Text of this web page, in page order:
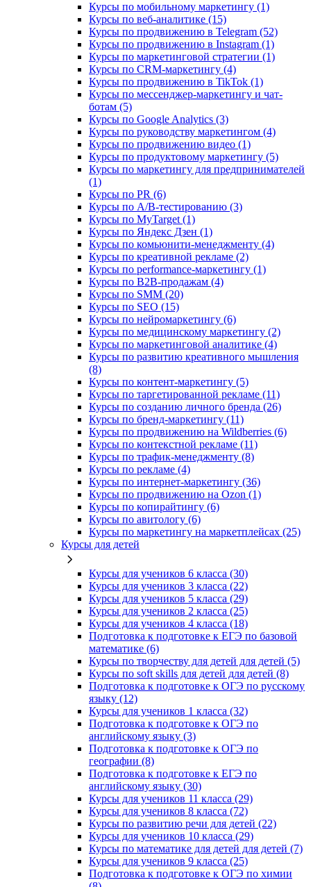
Курсы по мобильному маркетингу (1)
Курсы по веб-аналитике (15)
Курсы по продвижению в Telegram (52)
Курсы по продвижению в Instagram (1)
Курсы по маркетинговой стратегии (1)
Курсы по CRM-маркетингу (4)
Курсы по продвижению в TikTok (1)
Курсы по мессенджер-маркетингу и чат-
ботам (5)
Курсы по Google Analytics (3)
Курсы по руководству маркетингом (4)
Курсы по продвижению видео (1)
Курсы по продуктовому маркетингу (5)
Курсы по маркетингу для предпринимателей
(1)
Курсы по PR (6)
Курсы по A/B-тестированию (3)
Курсы по MyTarget (1)
Курсы по Яндекс Дзен (1)
Курсы по комьюнити-менеджменту (4)
Курсы по креативной рекламе (2)
Курсы по performance-маркетингу (1)
Курсы по B2B-продажам (4)
Курсы по SMM (20)
Курсы по SEO (15)
Курсы по нейромаркетингу (6)
Курсы по медицинскому маркетингу (2)
Курсы по маркетинговой аналитике (4)
Курсы по развитию креативного мышления
(8)
Курсы по контент-маркетингу (5)
Курсы по таргетированной рекламе (11)
Курсы по созданию личного бренда (26)
Курсы по бренд-маркетингу (11)
Курсы по продвижению на Wildberries (6)
Курсы по контекстной рекламе (11)
Курсы по трафик-менеджменту (8)
Курсы по рекламе (4)
Курсы по интернет-маркетингу (36)
Курсы по продвижению на Ozon (1)
Курсы по копирайтингу (6)
Курсы по авитологу (6)
Курсы по маркетингу на маркетплейсах (25)
Курсы для детей
Курсы для учеников 6 класса (30)
Курсы для учеников 3 класса (22)
Курсы для учеников 5 класса (29)
Курсы для учеников 2 класса (25)
Курсы для учеников 4 класса (18)
Подготовка к подготовке к ЕГЭ по базовой
математике (6)
Курсы по творчеству для детей для детей (5)
Курсы по soft skills для детей для детей (8)
Подготовка к подготовке к ОГЭ по русскому
языку (12)
Курсы для учеников 1 класса (32)
Подготовка к подготовке к ОГЭ по
английскому языку (3)
Подготовка к подготовке к ОГЭ по
географии (8)
Подготовка к подготовке к ЕГЭ по
английскому языку (30)
Курсы для учеников 11 класса (29)
Курсы для учеников 8 класса (72)
Курсы по развитию речи для детей (22)
Курсы для учеников 10 класса (29)
Курсы по математике для детей для детей (7)
Курсы для учеников 9 класса (25)
Подготовка к подготовке к ОГЭ по химии